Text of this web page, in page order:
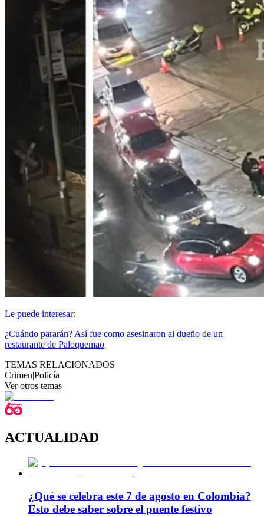
Le puede interesar:
¿Cuándo pararán? Así fue como asesinaron al dueño de un
restaurante de Paloquemao
TEMAS RELACIONADOS
Crimen|Policía
Ver otros temas
ACTUALIDAD
¿Qué se celebra este 7 de agosto en Colombia?
Esto debe saber sobre el puente festivo